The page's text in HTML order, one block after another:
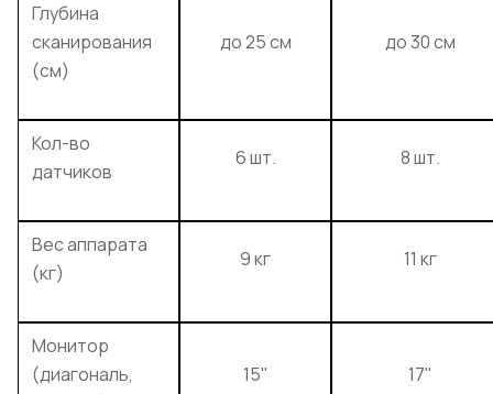
Глубина
сканирования
(см)
до 25 см до 30 см
Кол-во
датчиков
6 шт. 8 шт.
Вес аппарата
(кг)
9 кг 11 кг
Монитор
(диагональ,
15" 17"